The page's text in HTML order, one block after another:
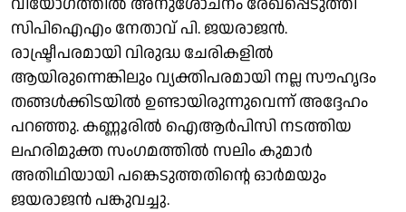
സിപിഐഎം നേതാവ് പി. ജയരാജൻ.
രാഷ്ട്രീപരമായി വിരുദ്ധ ചേരികളിൽ
ആയിരുന്നെങ്കിലും വ്യക്തിപരമായി നല്ല സൗഹൃദം
തങ്ങൾക്കിടയിൽ ഉണ്ടായിരുന്നുവെന്ന് അദ്ദേഹം
പറഞ്ഞു. കണ്ണൂരിൽ ഐആർപിസി നടത്തിയ
ലഹരിമുക്ത സംഗമത്തിൽ സലിം കുമാർ
അതിഥിയായി പങ്കെടുത്തതിന്റെ ഓർമയും
ജയരാജൻ പങ്കുവച്ചു.